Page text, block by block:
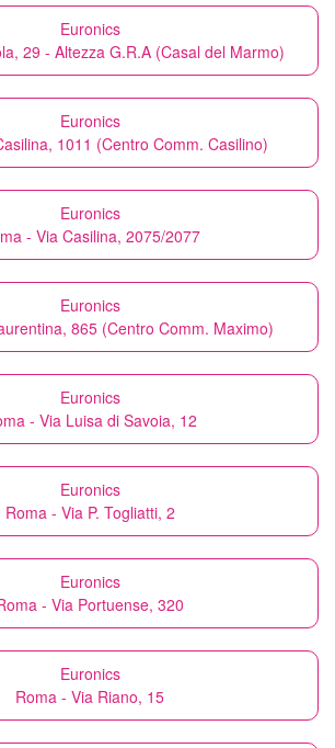
Euronics
29 - Altezza G.R.A (Casal del Marmo)
Euronics
1011 (Centro Comm. Casilino)
Euronics
- Via Casilina, 2075/2077
Euronics
865 (Centro Comm. Maximo)
Euronics
- Via Luisa di Savoia, 12
Euronics
Roma - Via P. Togliatti, 2
Euronics
- Via Portuense, 320
Euronics
Roma - Via Riano, 15